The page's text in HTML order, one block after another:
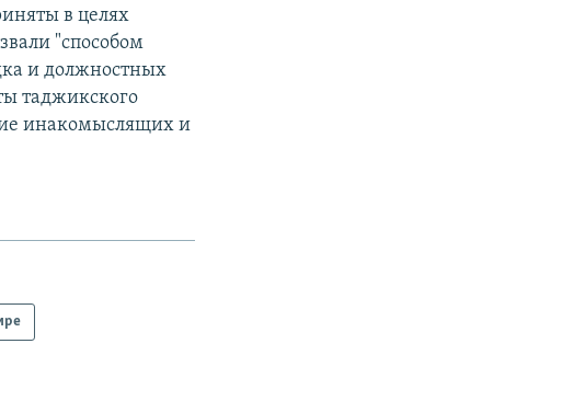
в целях
"способом
и должностных
таджикского
инакомыслящих и